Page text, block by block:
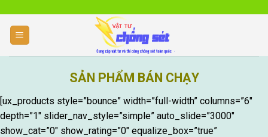
content
CHỐNG SÉT
BẾN BÃI, THI CÔNG CHỐNG SÉT LAN
NHIỆT, ĐO ĐIỆN TRỞ TIẾP TIẾP
SẢN PHẨM BÁN CHẠY
[ux_products style=”bounce” width=”full-width” columns=”6″
depth=”1″ slider_nav_style=”simple” auto_slide=”3000″
show_cat=”0″ show_rating=”0″ equalize_box=”true”